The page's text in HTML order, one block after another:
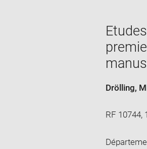
Drölling,
RF 10744, 1